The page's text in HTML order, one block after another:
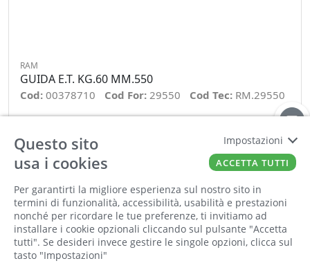
RAM
GUIDA E.T. KG.60 MM.550
Cod: 00378710 Cod For: 29550 Cod Tec: RM.29550
− +
Questo sito
usa i cookies
Per garantirti la migliore esperienza sul nostro sito in
termini di funzionalità, accessibilità, usabilità e prestazioni
nonché per ricordare le tue preferenze, ti invitiamo ad
installare i cookie opzionali cliccando sul pulsante "Accetta
tutti". Se desideri invece gestire le singole opzioni, clicca sul
tasto "Impostazioni"
Impostazioni
ACCETTA TUTTI